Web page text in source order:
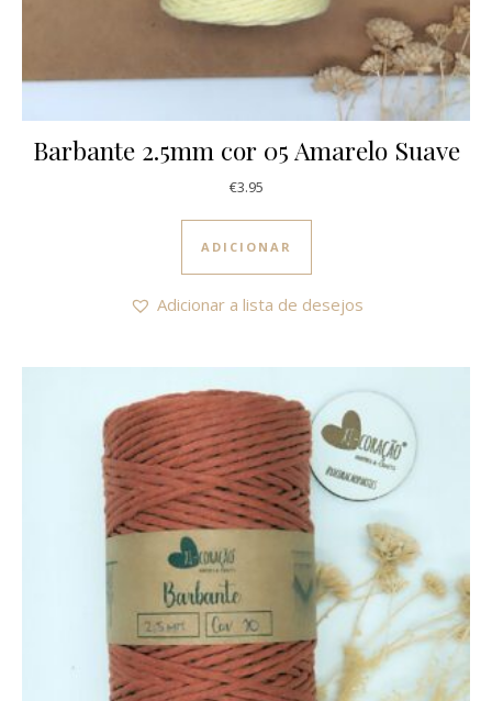
Barbante 2.5mm cor 05 Amarelo Suave
€3.95
ADICIONAR
Adicionar a lista de desejos